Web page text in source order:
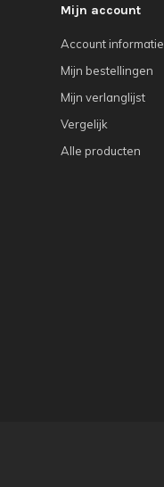
Mijn account
Account informatie
Mijn bestellingen
Mijn verlanglijst
Vergelijk
Alle producten